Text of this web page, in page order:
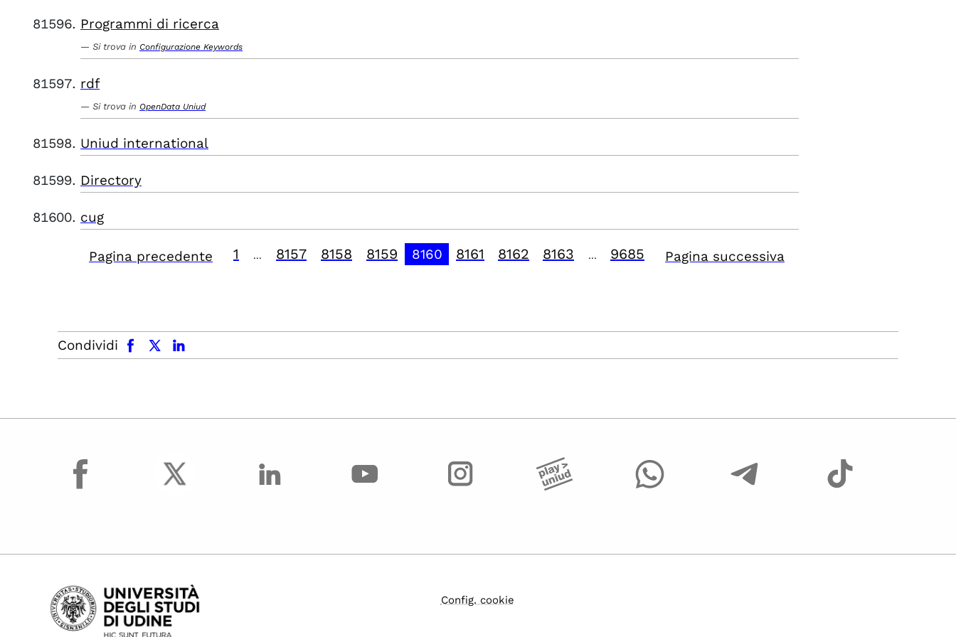
Programmi di ricerca
Si trova in Configurazione Keywords
rdf
Si trova in OpenData Uniud
Uniud international
Directory
cug
Pagina precedente 1 8157 8158 8159 8160 8161 8162 8163 9685 Pagina successiva
Condividi
facebook x.com linkedin
facebook
Config. cookie